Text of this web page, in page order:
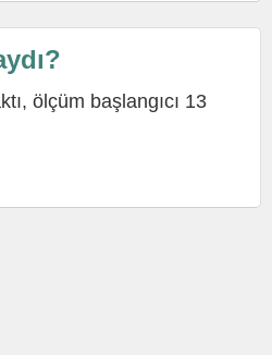
ölçüm başlangıcı 13